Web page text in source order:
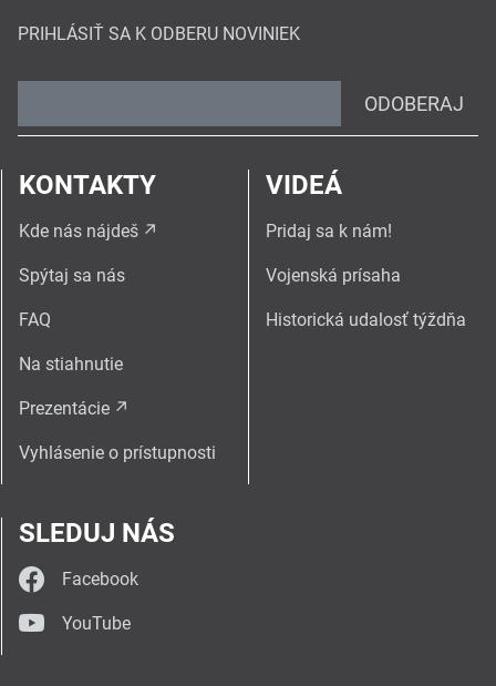
PRIHLÁSIŤ SA K ODBERU NOVINIEK
ODOBERAJ
KONTAKTY
Kde nás nájdeš
Spýtaj sa nás
FAQ
Na stiahnutie
Prezentácie
Vyhlásenie o prístupnosti
VIDEÁ
Pridaj sa k nám!
Vojenská prísaha
Historická udalosť týždňa
SLEDUJ NÁS
Facebook
YouTube